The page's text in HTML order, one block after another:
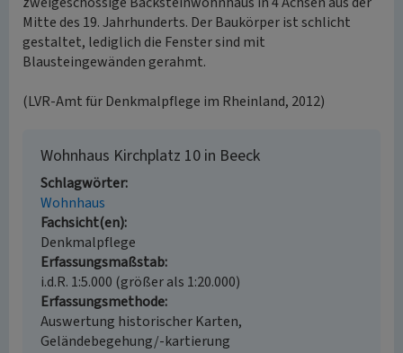
Mitte des 19. Jahrhunderts. Der Baukörper ist schlicht
gestaltet, lediglich die Fenster sind mit
Blausteingewänden gerahmt.
(LVR-Amt für Denkmalpflege im Rheinland, 2012)
Wohnhaus Kirchplatz 10 in Beeck
Schlagwörter
Wohnhaus
Fachsicht(en)
Denkmalpflege
Erfassungsmaßstab
i.d.R. 1:5.000 (größer als 1:20.000)
Erfassungsmethode
Auswertung historischer Karten,
Geländebegehung/-kartierung